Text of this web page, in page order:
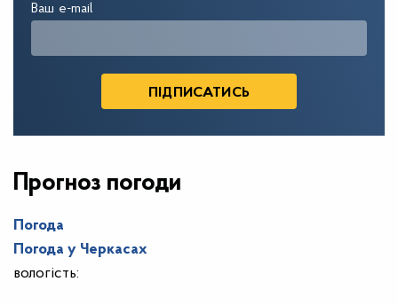
Ваш e-mail
Прогноз погоди
Погода
Погода у Черкасах
вологість: